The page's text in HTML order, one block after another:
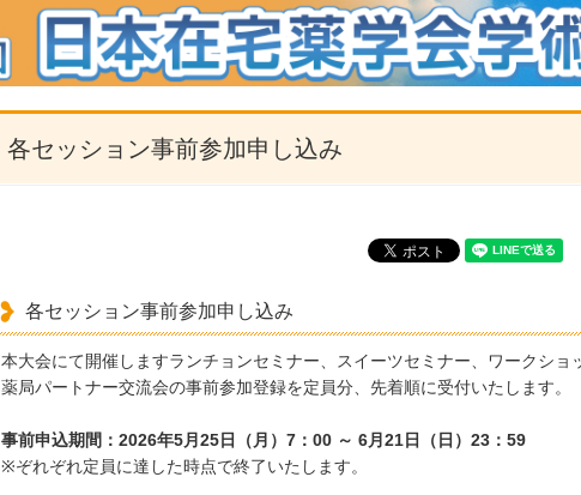
各セッション事前参加申し込み
各セッション事前参加申し込み
本大会にて開催しますランチョンセミナー、スイーツセミナー、ワークショ
薬局パートナー交流会の事前参加登録を定員分、先着順に受付いたします。
事前申込期間： 2026年5月25日（月）7：00 ～ 6月21日（日）23：59
※ぞれぞれ定員に達した時点で終了いたします。